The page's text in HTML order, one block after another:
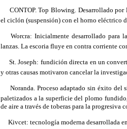
 CONTOP. Top Blowing. Desarrollado
el ciclón (suspensión) con el horno eléctrico
 Worcra: Inicialmente desarrollado para
lanzas. La escoria fluye en contra corriente
 St. Joseph: fundición directa en un
y otras causas motivaron cancelar la
 Noranda. Proceso adaptado sin éxito del
paletizados a la superficie del plomo
de aire a través de toberas para la
 Kivcet: tecnología moderna desarrollada